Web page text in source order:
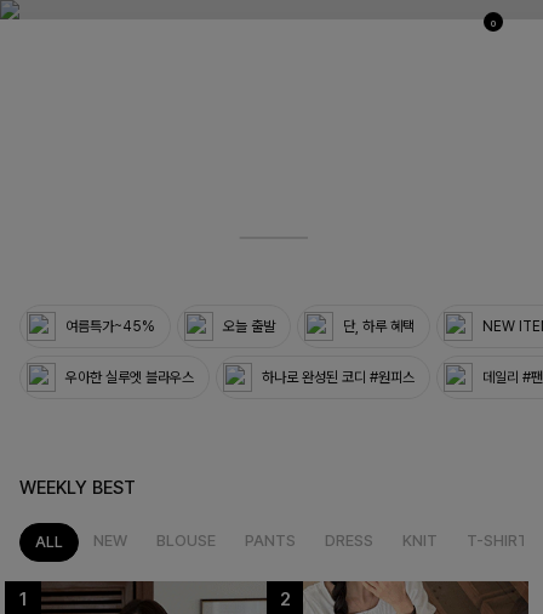
0
여름특가~45% 오늘 출발 단, 하루 혜택 NEW
우아한 실루엣 블라우스 하나로 완성된 코디 #원피스 데일리 #
WEEKLY BEST
ALL NEW BLOUSE PANTS DRESS KNIT T-SHIRT